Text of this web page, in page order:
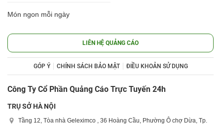
Món ngon mỗi ngày
LIÊN HỆ QUẢNG CÁO
GÓP Ý CHÍNH SÁCH BẢO MẬT ĐIỀU KHOẢN SỬ DỤNG
Công Ty Cổ Phần Quảng Cáo Trực Tuyến 24h
TRỤ SỞ HÀ NỘI
Tầng 12, Tòa nhà Geleximco , 36 Hoàng Cầu, Phường Ô chợ Dừa, Tp.